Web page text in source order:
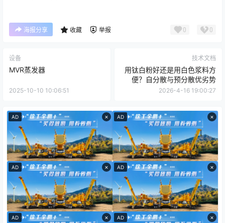
海报分享 收藏 举报 0 0
设备
MVR蒸发器
2025-10-10 10:06:51
技术文档
用钛白粉好还是用白色浆料方
便？自分散与预分散优劣势
2026-4-16 19:00:27
×
AD ×
AD
×
AD ×
AD
×
AD ×
AD